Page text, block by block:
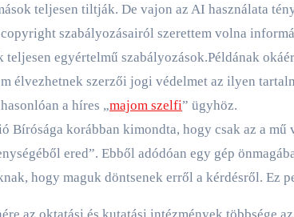
teljesen tiltják. De vajon az AI használata
szabályozásairól szerettem volna
teljesen egyértelmű szabályozások.Példának
élvezhetnek szerzői jogi védelmet az ilyen
a híres „majom szelfi” ügyhöz.
Bírósága korábban kimondta, hogy csak az a
ered”. Ebből adódóan egy gép
hogy maguk döntsenek erről a kérdésről. Ez